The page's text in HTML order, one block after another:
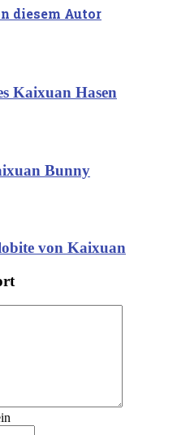
diesem Autor
Kaixuan Hasen
Bunny
von Kaixuan